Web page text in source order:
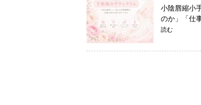
小陰唇縮小
のか」「仕
読む